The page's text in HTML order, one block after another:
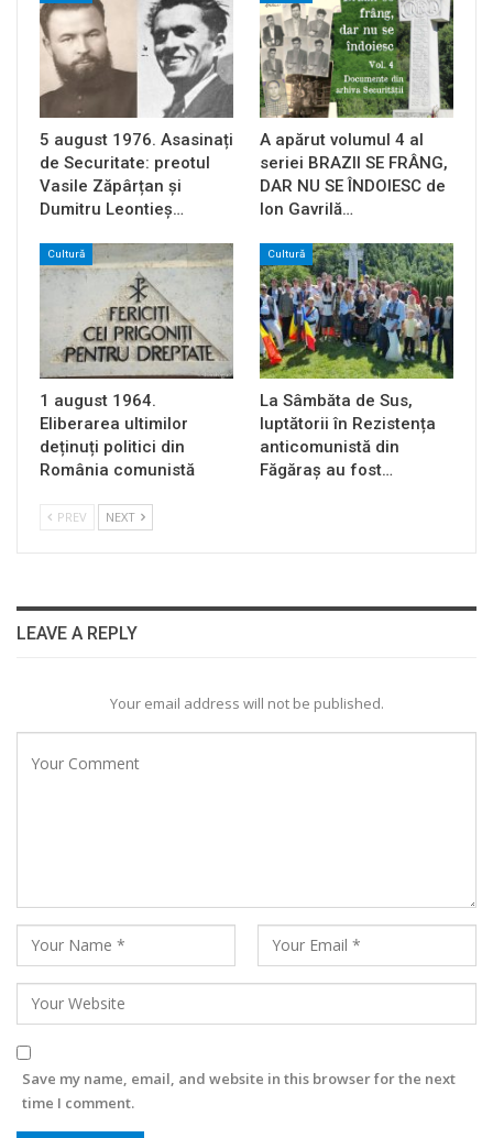
5 august 1976. Asasinați
de Securitate: preotul
Vasile Zăpârțan și
Dumitru Leontieș…
A apărut volumul 4 al
seriei BRAZII SE FRÂNG,
DAR NU SE ÎNDOIESC de
Ion Gavrilă…
Cultură
1 august 1964.
Eliberarea ultimilor
deținuți politici din
România comunistă
Cultură
La Sâmbăta de Sus,
luptătorii în Rezistența
anticomunistă din
Făgăraș au fost…
PREV NEXT
LEAVE A REPLY
Your email address will not be published.
Save my name, email, and website in this browser for the next
time I comment.